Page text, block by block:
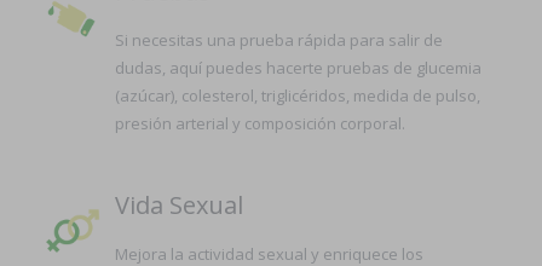
Si necesitas una prueba rápida para salir de
dudas, aquí puedes hacerte pruebas de glucemia
(azúcar), colesterol, triglicéridos, medida de pulso,
presión arterial y composición corporal.
Vida Sexual
Mejora la actividad sexual y enriquece los